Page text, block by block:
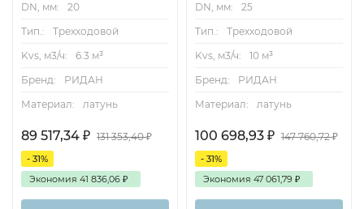
DN, мм:
20
Тип.:
Трехходовой
Kvs, м3/ч:
6.3 м³
Бренд:
РИДАН
Материал:
латунь
89 517,34 ₽ 131 353,40₽
- 31%
Экономия 41 836,06 ₽
DN, мм:
25
Тип.:
Трехходовой
Kvs, м3/ч:
10 м³
Бренд:
РИДАН
Материал:
латунь
100 698,93 ₽ 147 760,72₽
- 31%
Экономия 47 061,79 ₽